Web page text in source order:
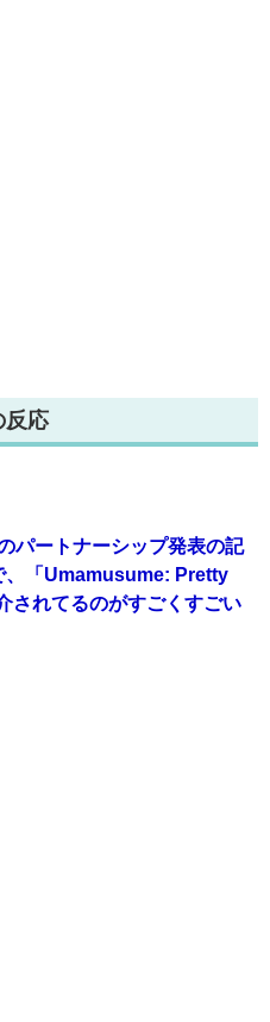
反応
パートナーシップ発表の記
、「Umamusume: Pretty
されてるのがすごくすごい